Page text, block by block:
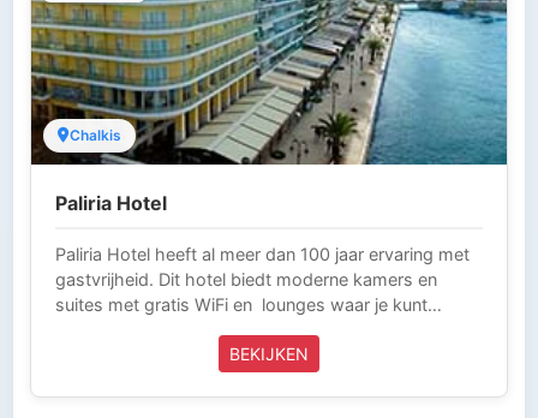
Chalkis
Paliria Hotel
Paliria Hotel heeft al meer dan 100 jaar ervaring met
gastvrijheid. Dit hotel biedt moderne kamers en
suites met gratis WiFi en lounges waar je kunt
BEKIJKEN